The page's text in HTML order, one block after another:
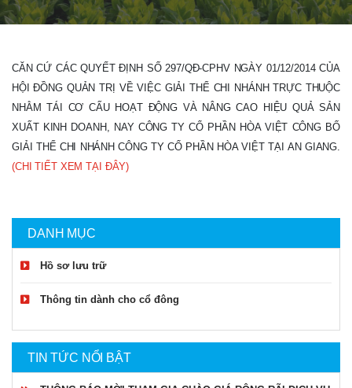
DANH MỤC
Hồ sơ lưu trữ
Thông tin dành cho cổ đông
TIN TỨC NỔI BẬT
CĂN CỨ CÁC QUYẾT ĐỊNH SỐ 297/QĐ-CPHV NGÀY 01/12/2014 CỦA
HỘI ĐỒNG QUẢN TRỊ VỀ VIỆC GIẢI THỂ CHI NHÁNH TRỰC THUỘC
NHẰM TÁI CƠ CẤU HOẠT ĐỘNG VÀ NÂNG CAO HIỆU QUẢ SẢN
XUẤT KINH DOANH, NAY CÔNG TY CỔ PHẦN HÒA VIỆT CÔNG BỐ
GIẢI THỂ CHI NHÁNH CÔNG TY CỔ PHẦN HÒA VIỆT TẠI AN GIANG.
(CHI TIẾT XEM TẠI ĐÂY)